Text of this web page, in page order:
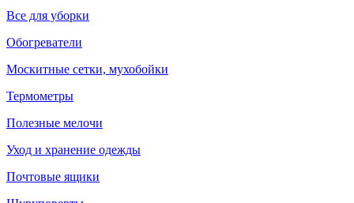
Все для уборки
Обогреватели
Москитные сетки, мухобойки
Термометры
Полезные мелочи
Уход и хранение одежды
Почтовые ящики